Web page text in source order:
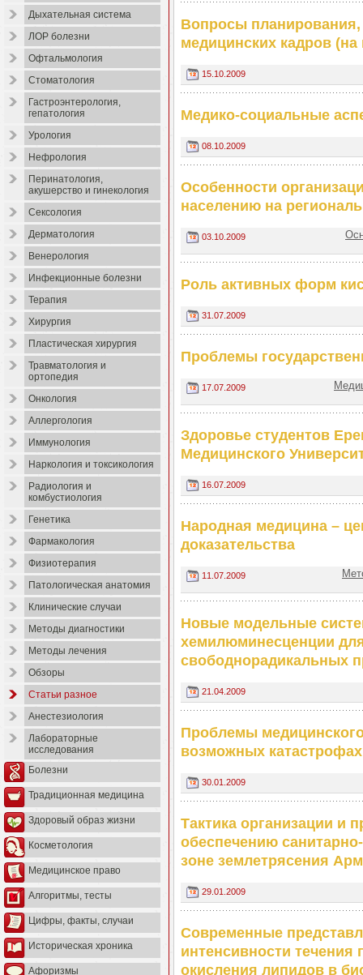
Дыхательная система
ЛОР болезни
Офтальмология
Стоматология
Гастроэнтерология,
гепатология
Урология
Нефрология
Перинатология,
акушерство и гинекология
Сексология
Дерматология
Венерология
Инфекционные болезни
Терапия
Хирургия
Пластическая хирургия
Травматология и
ортопедия
Онкология
Аллергология
Иммунология
Наркология и токсикология
Радиология и
комбустиология
Генетика
Фармакология
Физиотерапия
Патологическая анатомия
Клинические случаи
Методы диагностики
Методы лечения
Обзоры
Статьи разное
Анестезиология
Лабораторные
исследования
Болезни
Традиционная медицина
Здоровый образ жизни
Косметология
Медицинское право
Алгоритмы, тесты
Цифры, факты, случаи
Историческая хроника
Афоризмы
Вопросы планирования,
медицинских кадров (на
15.10.2009
Медико-социальные
08.10.2009
Особенности
населению на
03.10.2009
Роль активных форм
31.07.2009
Проблемы
17.07.2009
Здоровье студентов
Медицинского
16.07.2009
Народная медицина –
доказательства
11.07.2009
Новые модельные
хемилюминесценции
свободнорадикальных
21.04.2009
Проблемы
возможных катастрофах
30.01.2009
Тактика организации и
обеспечению
зоне землетрясения
29.01.2009
Современные
интенсивности течения
окисления липидов в